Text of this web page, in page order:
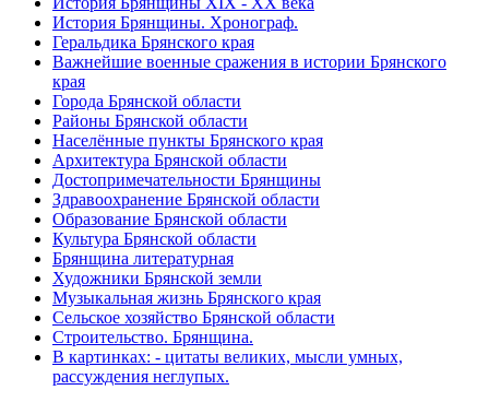
История Брянщины. Хронограф.
Геральдика Брянского края
Важнейшие военные сражения в истории Брянского
края
Города Брянской области
Районы Брянской области
Населённые пункты Брянского края
Архитектура Брянской области
Достопримечательности Брянщины
Здравоохранение Брянской области
Образование Брянской области
Культура Брянской области
Брянщина литературная
Художники Брянской земли
Музыкальная жизнь Брянского края
Сельское хозяйство Брянской области
Строительство. Брянщина.
В картинках: - цитаты великих, мысли умных,
рассуждения неглупых.